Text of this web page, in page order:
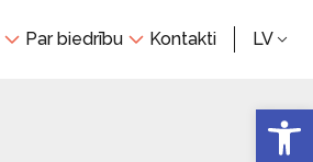
Par biedrību Kontakti LV